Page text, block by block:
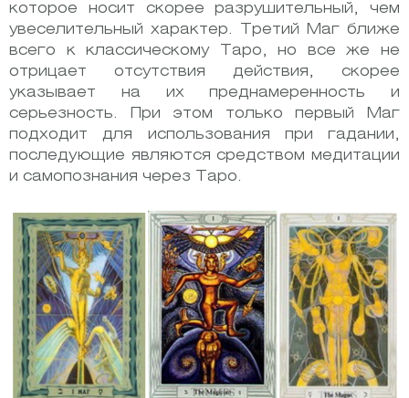
которое носит скорее разрушительный, чем
увеселительный характер. Третий Маг ближе
всего к классическому Таро, но все же не
отрицает отсутствия действия, скорее
указывает на их преднамеренность и
серьезность. При этом только первый Маг
подходит для использования при гадании,
последующие являются средством медитации
и самопознания через Таро.